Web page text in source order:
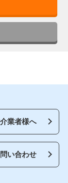
業者様へ
い合わせ